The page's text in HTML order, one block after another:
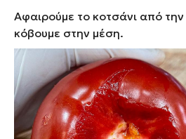
Αφαιρούμε το κοτσάνι από την
κόβουμε στην μέση.